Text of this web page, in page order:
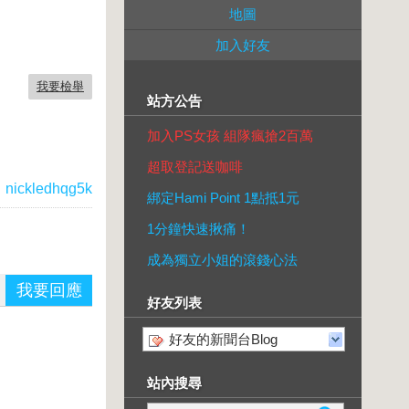
我要檢舉
nickledhqg5k
我要回應
地圖
加入好友
站方公告
加入PS女孩 組隊瘋搶2百萬
超取登記送咖啡
綁定Hami Point 1點抵1元
1分鐘快速揪痛！
成為獨立小姐的滾錢心法
好友列表
好友的新聞台Blog
站內搜尋